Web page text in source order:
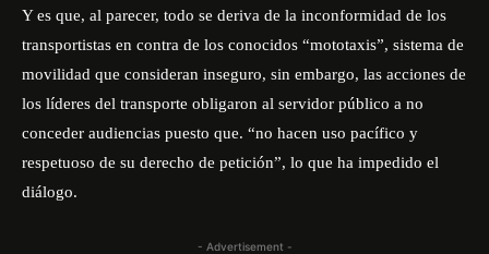
Y es que, al parecer, todo se deriva de la inconformidad de los
transportistas en contra de los conocidos “mototaxis”, sistema de
movilidad que consideran inseguro, sin embargo, las acciones de
los líderes del transporte obligaron al servidor público a no
conceder audiencias puesto que. “no hacen uso pacífico y
respetuoso de su derecho de petición”, lo que ha impedido el
diálogo.
- Advertisement -